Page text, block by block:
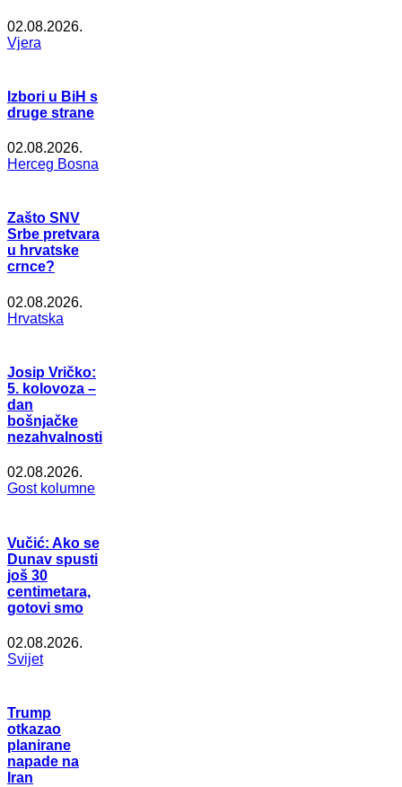
02.08.2026.
Vjera
Izbori u BiH s
druge strane
02.08.2026.
Herceg Bosna
Zašto SNV
Srbe pretvara
u hrvatske
crnce?
02.08.2026.
Hrvatska
Josip Vričko:
5. kolovoza –
dan
bošnjačke
nezahvalnosti
02.08.2026.
Gost kolumne
Vučić: Ako se
Dunav spusti
još 30
centimetara,
gotovi smo
02.08.2026.
Svijet
Trump
otkazao
planirane
napade na
Iran